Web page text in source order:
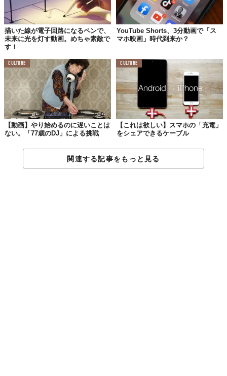
描いた線が電子回路になるペンで、
未来に光を灯す動画。めちゃ素敵で
す！
YouTube Shorts、3分動画で「ス
マホ映画」時代到来か？
CULTURE
【動画】やり始めるのに遅いことは
ない。「77歳のDJ」による挑戦
CULTURE
【これは欲しい】スマホの「充電」
をシェアできるケーブル
関連する記事をもっと見る